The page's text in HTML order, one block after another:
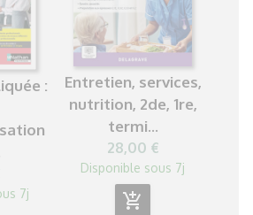
:
7j
Entretien, services,
nutrition, 2de, 1re,
termi...
28,00 €
Disponible sous 7j
add_shopping_cart